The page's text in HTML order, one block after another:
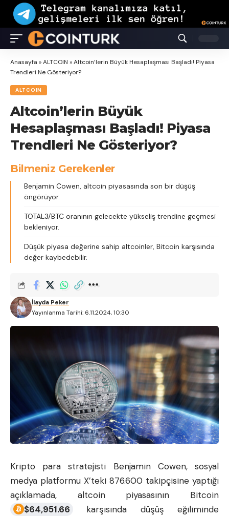
Anasayfa »ALTCOIN »Altcoin’lerin Büyük Hesaplaşması Başladı! Piyasa
Trendleri Ne Gösteriyor?
ALTCOIN
Altcoin’lerin Büyük
Hesaplaşması Başladı! Piyasa
Trendleri Ne Gösteriyor?
Bilmeniz Gerekenler
Benjamin Cowen, altcoin piyasasında son bir düşüş
öngörüyor.
TOTAL3/BTC oranının gelecekte yükseliş trendine geçmesi
bekleniyor.
Düşük piyasa değerine sahip altcoinler, Bitcoin karşısında
değer kaybedebilir.
Yayınlanma Tarihi: 6.11.2024, 10:30
İlayda Peker
Kripto para stratejisti Benjamin Cowen, sosyal
medya platformu X’teki 876.600 takipçisine yaptığı
açıklamada, altcoinpiyasasının Bitcoin
$64,951.66
karşısında düşüş eğiliminde